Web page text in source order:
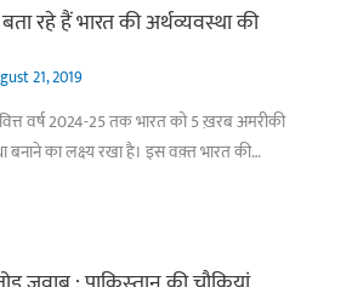
रहे हैं भारत की अर्थव्यवस्था की
21, 2019
ने वित्त वर्ष 2024-25 तक भारत को 5 ख़रब अमरीकी
बनाने का लक्ष्य रखा है। इस वक़्त भारत की…